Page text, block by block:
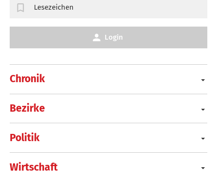
Chronik
Bezirke
Politik
Wirtschaft
Lesezeichen
Login